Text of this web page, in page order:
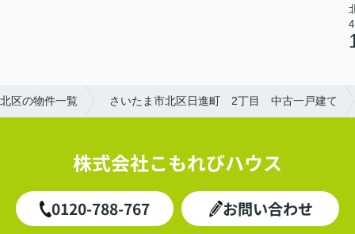
区の物件一覧 さいたま市北区日進町 2丁目 中古一戸建て
株式会社こもれびハウス
0120-788-767 お問い合わせ